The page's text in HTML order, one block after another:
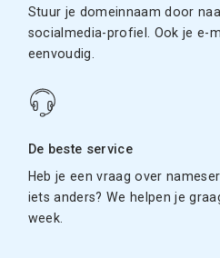
Stuur je domeinnaam door
socialmedia-profiel. Ook je e-
eenvoudig.
De beste service
Heb je een vraag over
iets anders? We helpen je
week.